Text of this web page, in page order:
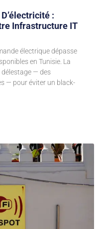
:
Infrastructure IT
électrique dépasse
en Tunisie. La
délestage — des
— pour éviter un black-